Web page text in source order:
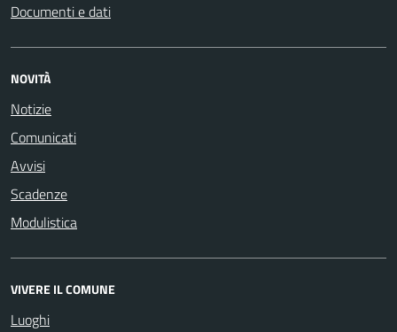
Documenti e dati
NOVITÀ
Notizie
Comunicati
Avvisi
Scadenze
Modulistica
VIVERE IL COMUNE
Luoghi